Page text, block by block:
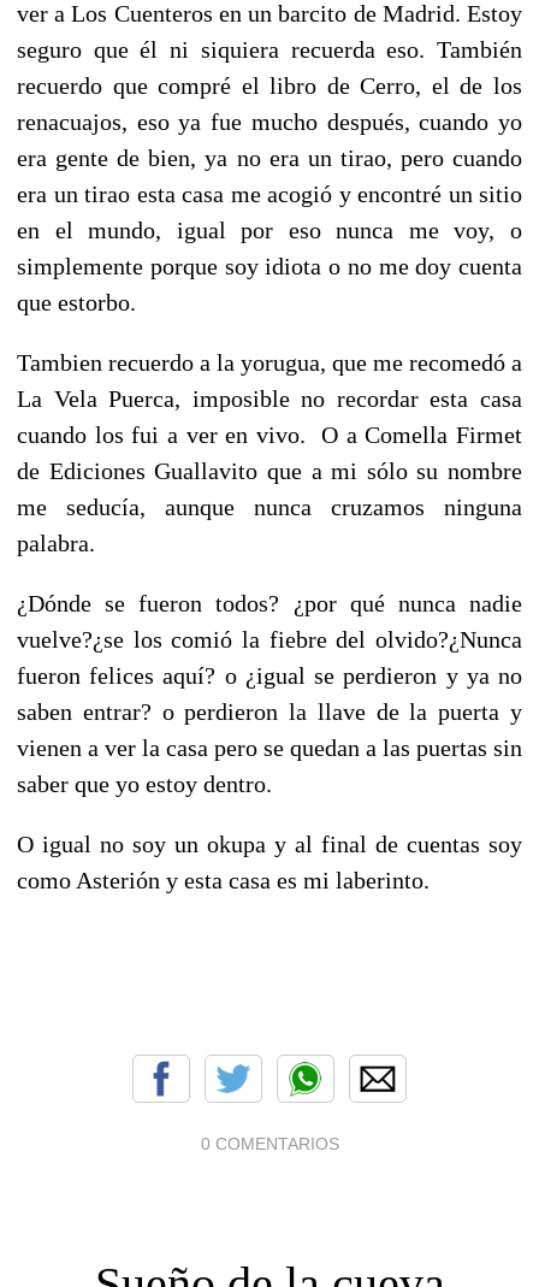
ver a Los Cuenteros en un barcito de Madrid. Estoy
seguro que él ni siquiera recuerda eso. También
recuerdo que compré el libro de Cerro, el de los
renacuajos, eso ya fue mucho después, cuando yo
era gente de bien, ya no era un tirao, pero cuando
era un tirao esta casa me acogió y encontré un sitio
en el mundo, igual por eso nunca me voy, o
simplemente porque soy idiota o no me doy cuenta
que estorbo.
Tambien recuerdo a la yorugua, que me recomedó a
La Vela Puerca, imposible no recordar esta casa
cuando los fui a ver en vivo. O a Comella Firmet
de Ediciones Guallavito que a mi sólo su nombre
me seducía, aunque nunca cruzamos ninguna
palabra.
¿Dónde se fueron todos? ¿por qué nunca nadie
vuelve?¿se los comió la fiebre del olvido?¿Nunca
fueron felices aquí? o ¿igual se perdieron y ya no
saben entrar? o perdieron la llave de la puerta y
vienen a ver la casa pero se quedan a las puertas sin
saber que yo estoy dentro.
O igual no soy un okupa y al final de cuentas soy
como Asterión y esta casa es mi laberinto.
0 COMENTARIOS